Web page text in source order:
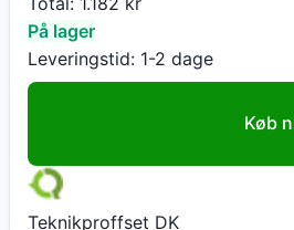
På lager
Leveringstid: 1-2 dage
Køb
Teknikproffset DK